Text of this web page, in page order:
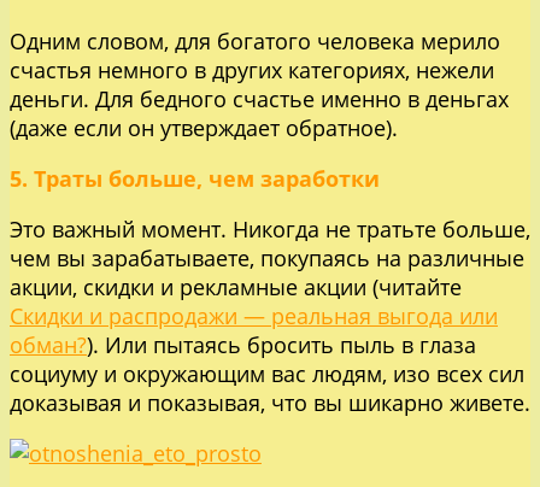
Одним словом, для богатого человека мерило
счастья немного в других категориях, нежели
деньги. Для бедного счастье именно в деньгах
(даже если он утверждает обратное).
5. Траты больше, чем заработки
Это важный момент. Никогда не тратьте больше,
чем вы зарабатываете, покупаясь на различные
акции, скидки и рекламные акции (читайте
Скидки и распродажи — реальная выгода или
обман?). Или пытаясь бросить пыль в глаза
социуму и окружающим вас людям, изо всех сил
доказывая и показывая, что вы шикарно живете.